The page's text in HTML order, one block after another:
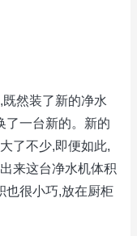
然装了新的净水
了一台新的。新的
了不少,即便如此,
来这台净水机体积
也很小巧,放在厨柜